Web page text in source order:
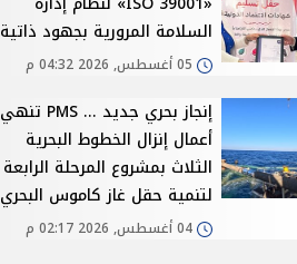
السلامة المرورية بجهود ذاتية
05 أغسطس, 2026 04:32 م
إنجاز بحري جديد ... PMS تنهي
أعمال إنزال الخطوط البحرية
الثلاث بمشروع المرحلة الرابعة
لتنمية حقل غاز كاموس البحري
04 أغسطس, 2026 02:17 م